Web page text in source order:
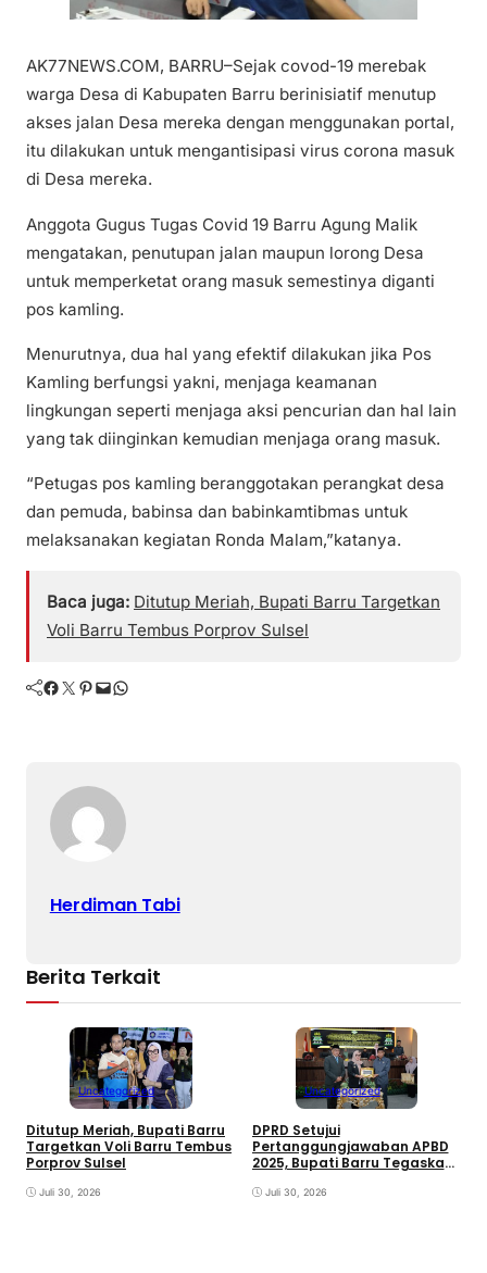
AK77NEWS.COM, BARRU–Sejak covod-19 merebak
warga Desa di Kabupaten Barru berinisiatif menutup
akses jalan Desa mereka dengan menggunakan portal,
itu dilakukan untuk mengantisipasi virus corona masuk
di Desa mereka.
Anggota Gugus Tugas Covid 19 Barru Agung Malik
mengatakan, penutupan jalan maupun lorong Desa
untuk memperketat orang masuk semestinya diganti
pos kamling.
Menurutnya, dua hal yang efektif dilakukan jika Pos
Kamling berfungsi yakni, menjaga keamanan
lingkungan seperti menjaga aksi pencurian dan hal lain
yang tak diinginkan kemudian menjaga orang masuk.
“Petugas pos kamling beranggotakan perangkat desa
dan pemuda, babinsa dan babinkamtibmas untuk
melaksanakan kegiatan Ronda Malam,”katanya.
Baca juga: Ditutup Meriah, Bupati Barru Targetkan
Voli Barru Tembus Porprov Sulsel
Facebook Twitter Pinterest Mail WhatsApp
Herdiman Tabi
Berita Terkait
Uncategorized
Ditutup Meriah, Bupati Barru
Targetkan Voli Barru Tembus
Porprov Sulsel
Juli 30, 2026
Uncategorized
DPRD Setujui
Pertanggungjawaban APBD
2025, Bupati Barru Tegaskan
Raih WTP ke-11 Berturut-turut
Juli 30, 2026